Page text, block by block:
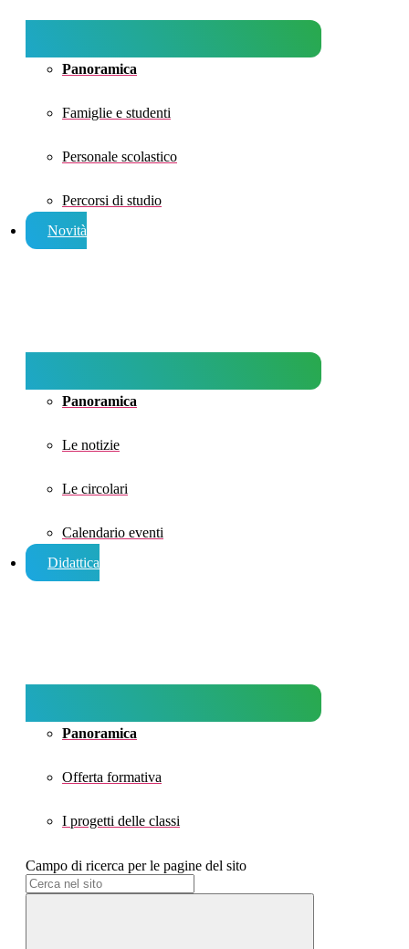
Panoramica
Famiglie e studenti
Personale scolastico
Percorsi di studio
Novità
Panoramica
Le notizie
Le circolari
Calendario eventi
Didattica
Panoramica
Offerta formativa
I progetti delle classi
Campo di ricerca per le pagine del sito